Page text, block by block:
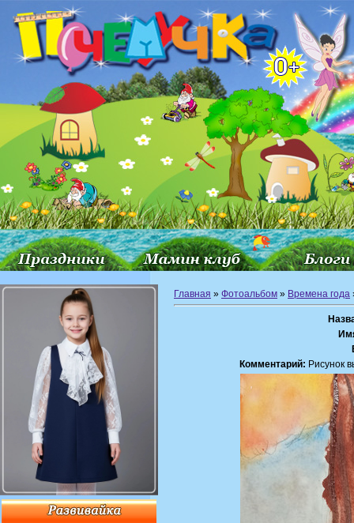
Главная » Фотоальбом » Времена года
Комментарий: Рисунок